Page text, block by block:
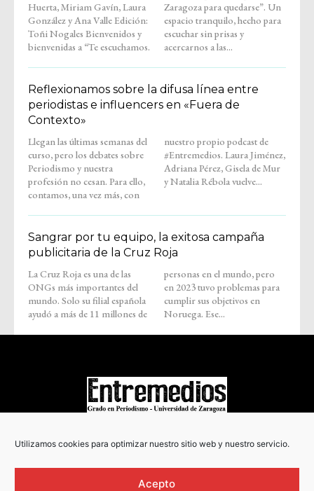
Utilizamos cookies para optimizar nuestro sitio web y nuestro servicio.
Acepto
Huerta, Miriam Gavín, Laura
González y Ana Valle Edición:
Toñi Nogales Bienvenidos y
bienvenidas a “Te escuchamos.
Zaragoza para quedarse”. Un
espacio tranquilo, hecho para
escuchar sin prisas y
acercarnos a las...
Reflexionamos sobre la difusa línea entre
periodistas e influencers en «Fuera de
Contexto»
Llegan las últimas semanas del
curso, pero los debates sobre
Periodismo y nuestra
profesión no cesan. Para ello,
contamos, una vez más, con
nuestro propio podcast de
#Entremedios. Laura Jiménez,
Adriana Pérez, Gisela de Mur
y Natalia Rébola vuelve...
Sangrar por tu equipo, la exitosa campaña
publicitaria de la Cruz Roja
La Cruz Roja es una de las
ONGs más importantes del
mundo. Solo su filial española
ayudó a más de 11 millones de
personas en el mundo, pero
en 2023 tuvo problemas para
cumplir sus objetivos en
Noruega. Ese...